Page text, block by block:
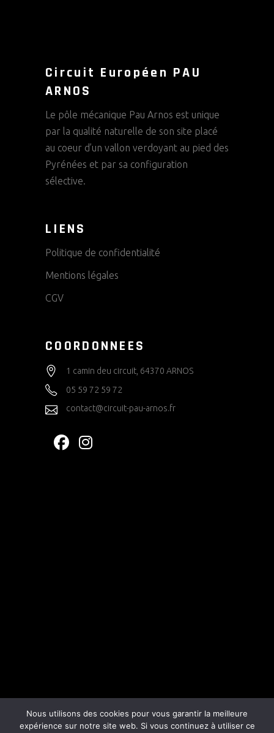
Circuit Européen PAU
ARNOS
Le pôle mécanique Pau Arnos est unique
par la qualité naturelle de son site placé
au coeur d’un vallon verdoyant au pied des
Pyrénées et par sa configuration
sélective.
LIENS
Politique de confidentialité
Mentions légales
CGV
COORDONNEES
1 camin deu circuit, 64370 ARNOS
05 59 72 59 72
contact@circuit-pau-arnos.fr
Nous utilisons des cookies pour vous garantir la meilleure
expérience sur notre site web. Si vous continuez à utiliser ce